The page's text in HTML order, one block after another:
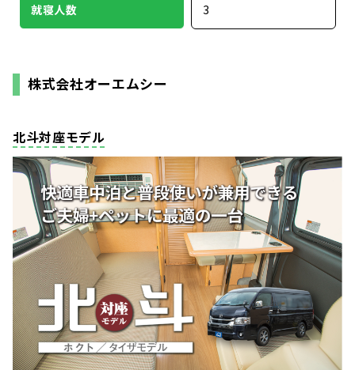
就寝人数 3
株式会社オーエムシー
北斗対座モデル